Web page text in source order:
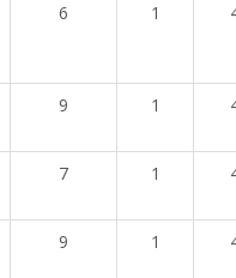
6 1
9 1
7 1
9 1